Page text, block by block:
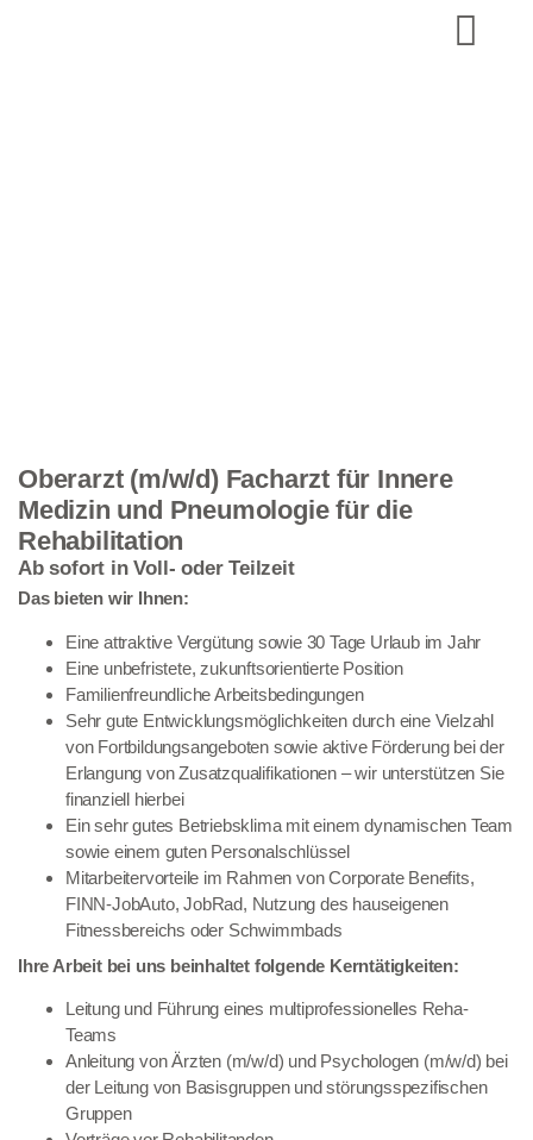
Oberarzt (m/w/d) Facharzt für Innere
Medizin und Pneumologie für die
Rehabilitation
Ab sofort in Voll- oder Teilzeit
Das bieten wir Ihnen:
Eine attraktive Vergütung sowie 30 Tage Urlaub im Jahr
Eine unbefristete, zukunftsorientierte Position
Familienfreundliche Arbeitsbedingungen
Sehr gute Entwicklungsmöglichkeiten durch eine Vielzahl
von Fortbildungsangeboten sowie aktive Förderung bei der
Erlangung von Zusatzqualifikationen – wir unterstützen Sie
finanziell hierbei
Ein sehr gutes Betriebsklima mit einem dynamischen Team
sowie einem guten Personalschlüssel
Mitarbeitervorteile im Rahmen von Corporate Benefits,
FINN-JobAuto, JobRad, Nutzung des hauseigenen
Fitnessbereichs oder Schwimmbads
Ihre Arbeit bei uns beinhaltet folgende Kerntätigkeiten:
Leitung und Führung eines multiprofessionelles Reha-
Teams
Anleitung von Ärzten (m/w/d) und Psychologen (m/w/d) bei
der Leitung von Basisgruppen und störungsspezifischen
Gruppen